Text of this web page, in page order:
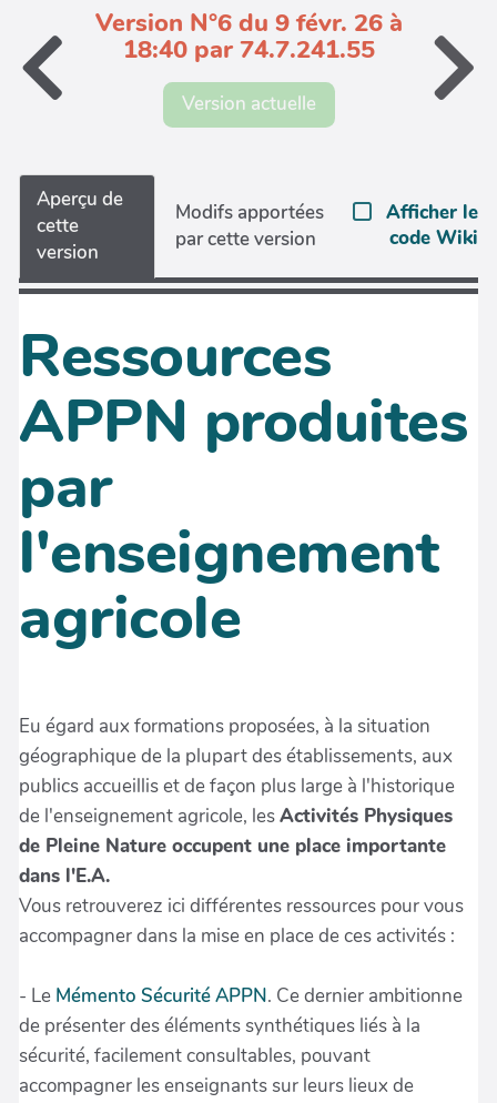
Version N°6 du 9 févr. 26 à
18:40 par 74.7.241.55
Version actuelle
Aperçu de
cette
version
Modifs apportées
par cette version
Afficher le
code Wiki